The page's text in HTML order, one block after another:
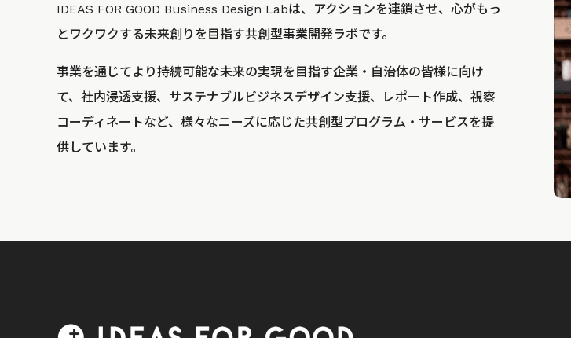
IDEAS FOR GOOD Business Design Labは、アクションを連鎖させ、心がもっ
とワクワクする未来創りを目指す共創型事業開発ラボです。
事業を通じてより持続可能な未来の実現を目指す企業・自治体の皆様に向け
て、社内浸透支援、サステナブルビジネスデザイン支援、レポート作成、視察
コーディネートなど、様々なニーズに応じた共創型プログラム・サービスを提
供しています。